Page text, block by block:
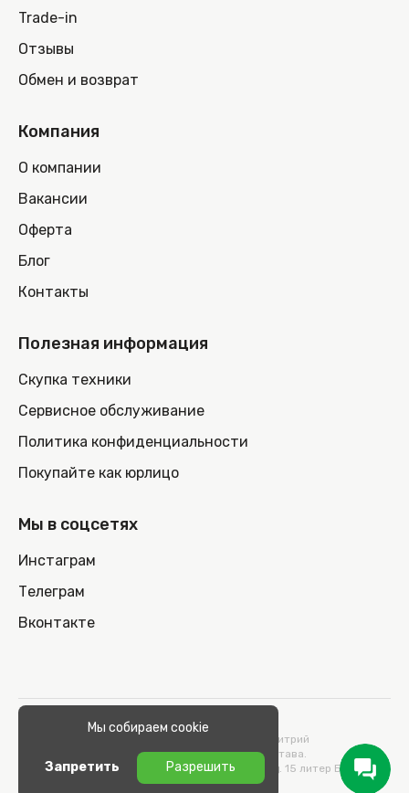
Trade-in
Отзывы
Обмен и возврат
Компания
О компании
Вакансии
Оферта
Блог
Контакты
Полезная информация
Скупка техники
Сервисное обслуживание
Политика конфиденциальности
Покупайте как юрлицо
Мы в соцсетях
Инстаграм
Телеграм
Вконтакте
© 2026 100nout.by,
ООО «СТОНОУТБУКОВ» Директор Метельский Дмитрий
Константинович, действующий на основании Устава.
Адрес: 220100, Беларусь, г. Минск, ул. Кульман, д. 15 литер Б 9/к.
Мы собираем cookie
Запретить Разрешить